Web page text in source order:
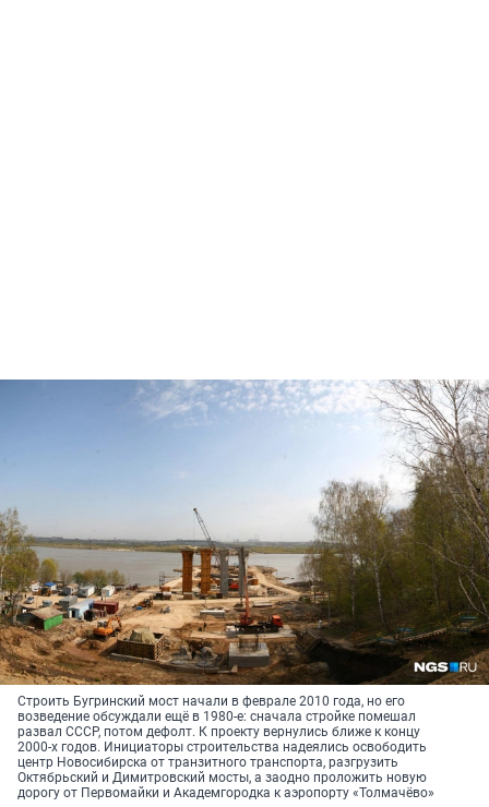
Строить Бугринский мост начали в феврале 2010 года, но его
возведение обсуждали ещё в 1980-е: сначала стройке помешал
развал СССР, потом дефолт. К проекту вернулись ближе к концу
2000-х годов. Инициаторы строительства надеялись освободить
центр Новосибирска от транзитного транспорта, разгрузить
Октябрьский и Димитровский мосты, а заодно проложить новую
дорогу от Первомайки и Академгородка к аэропорту «Толмачёво»